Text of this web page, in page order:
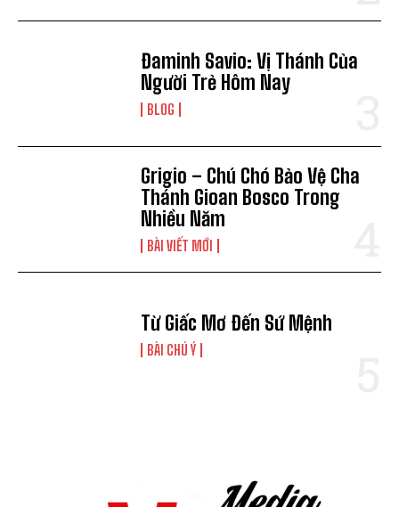
Đaminh Savio: Vị Thánh Của
Người Trẻ Hôm Nay
BLOG
Grigio – Chú Chó Bảo Vệ Cha
Thánh Gioan Bosco Trong
Nhiều Năm
BÀI VIẾT MỚI
Từ Giấc Mơ Đến Sứ Mệnh
BÀI CHÚ Ý